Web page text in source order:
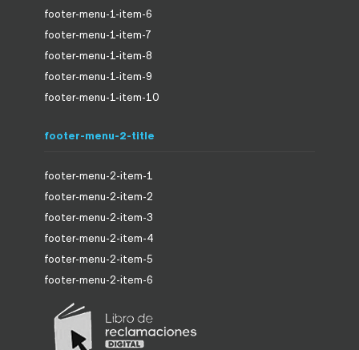
footer-menu-1-item-6
footer-menu-1-item-7
footer-menu-1-item-8
footer-menu-1-item-9
footer-menu-1-item-10
footer-menu-2-title
footer-menu-2-item-1
footer-menu-2-item-2
footer-menu-2-item-3
footer-menu-2-item-4
footer-menu-2-item-5
footer-menu-2-item-6